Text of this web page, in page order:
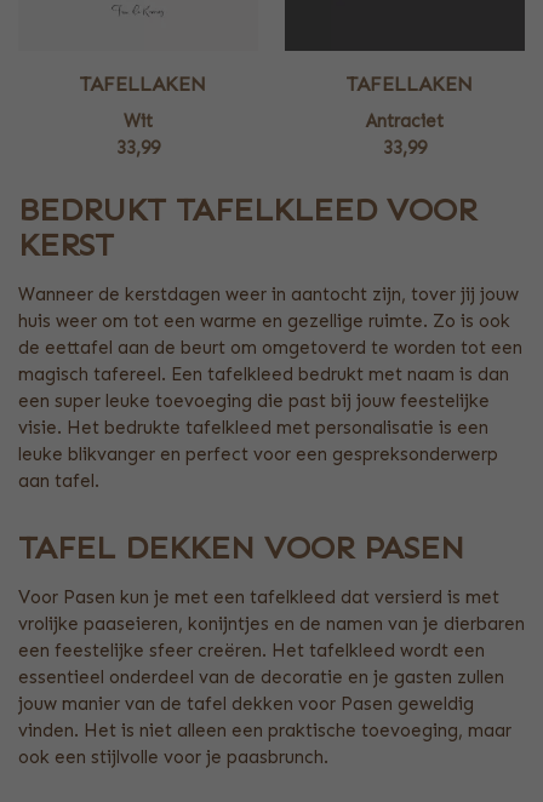
TAFELLAKEN
Wit
33,99
TAFELLAKEN
Antraciet
33,99
BEDRUKT TAFELKLEED VOOR
KERST
Wanneer de kerstdagen weer in aantocht zijn, tover jij jouw
huis weer om tot een warme en gezellige ruimte. Zo is ook
de eettafel aan de beurt om omgetoverd te worden tot een
magisch tafereel. Een tafelkleed bedrukt met naam is dan
een super leuke toevoeging die past bij jouw feestelijke
visie. Het bedrukte tafelkleed met personalisatie is een
leuke blikvanger en perfect voor een gespreksonderwerp
aan tafel.
TAFEL DEKKEN VOOR PASEN
Voor Pasen kun je met een tafelkleed dat versierd is met
vrolijke paaseieren, konijntjes en de namen van je dierbaren
een feestelijke sfeer creëren. Het tafelkleed wordt een
essentieel onderdeel van de decoratie en je gasten zullen
jouw manier van de tafel dekken voor Pasen geweldig
vinden. Het is niet alleen een praktische toevoeging, maar
ook een stijlvolle voor je paasbrunch.